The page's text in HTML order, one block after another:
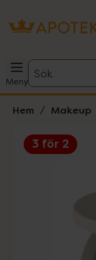
Meny
Sök
Hem Makeup
3 för 2